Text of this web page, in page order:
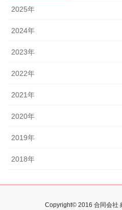
2025年
2024年
2023年
2022年
2021年
2020年
2019年
2018年
Copyright© 2016 合同会社